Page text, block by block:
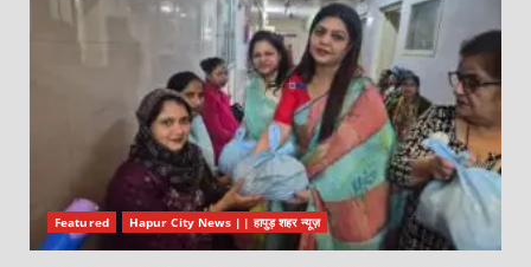
Featured Hapur City News || हापुड़ शहर न्यूज़